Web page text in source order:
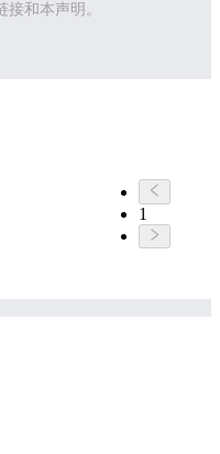
和本声明。
1